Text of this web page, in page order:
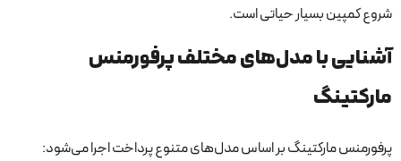
شروع کمپین بسیار حیاتی است.
آشنایی با مدل‌های مختلف پرفورمنس
مارکتینگ
پرفورمنس مارکتینگ بر اساس مدل‌های متنوع پرداخت اجرا می‌شود: